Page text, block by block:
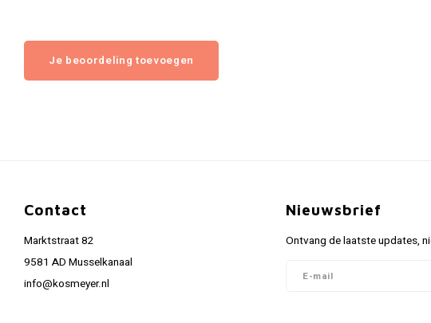
Je beoordeling toevoegen
Contact
Marktstraat 82
9581 AD Musselkanaal
info@kosmeyer.nl
Nieuwsbrief
Ontvang de laatste updates,